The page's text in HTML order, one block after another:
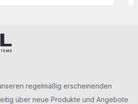
der blinden Menschen bzw.
eine erste Orientierung
an einer Wand. Der Lageplan ist
regelmäßig erscheinenden
über neue Produkte und Angebote